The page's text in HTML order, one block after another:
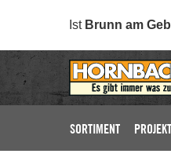
Ist Brunn am
SORTIMENT